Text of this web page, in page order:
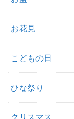
お花見
こどもの日
ひな祭り